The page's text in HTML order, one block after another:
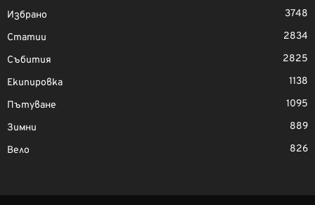
Избрано
3748
Статии
2834
Събития
2825
Екипировка
1138
Пътуване
1095
Зимни
889
Вело
826